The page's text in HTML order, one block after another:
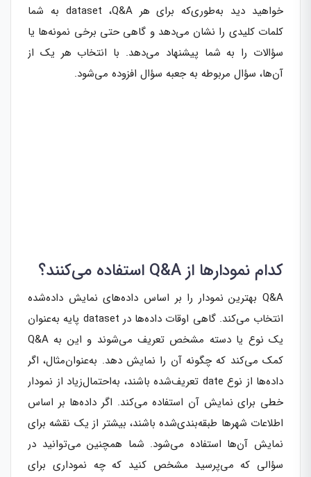
خواهید دید به‌طوری‌که برای هر dataset ،Q&A به شما
کلمات کلیدی را نشان می‌دهد و گاهی حتی برخی نمونه‌ها یا
سؤالات را به شما پیشنهاد می‌دهد. با انتخاب هر یک از
آن‌ها، سؤال مربوطه به جعبه سؤال افزوده می‌شود.
کدام‌ نمودارها از Q&A استفاده می‌کنند؟
Q&A بهترین نمودار را بر اساس داده‌های نمایش داده‌شده
انتخاب می‌کند. گاهی اوقات داده‌ها در dataset پایه به‌عنوان
یک نوع یا دسته مشخص تعریف می‌شوند و این به Q&A
کمک می‌کند که چگونه آن را نمایش دهد. به‌عنوان‌مثال، اگر
داده‌ها از نوع date تعریف‌شده باشند، به‌احتمال‌زیاد از نمودار
خطی برای نمایش آن استفاده می‌کند. اگر داده‌ها بر اساس
اطلاعات شهرها طبقه‌بندی‌شده باشند، بیشتر از یک نقشه برای
نمایش آن‌ها استفاده می‌شود. شما همچنین می‌توانید در
سؤالی که می‌پرسید مشخص کنید که چه نموداری برای